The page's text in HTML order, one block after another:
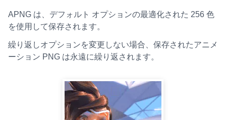
APNG は、デフォルト オプションの最適化された 256 色
を使用して保存されます。
繰り返しオプションを変更しない場合、保存されたアニメ
ーション PNG は永遠に繰り返されます。